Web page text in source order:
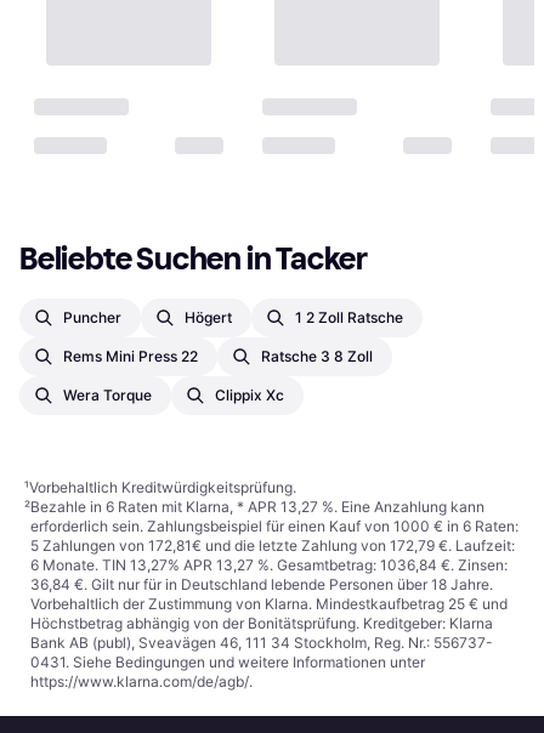
Beliebte Suchen in Tacker
Puncher Högert 1 2 Zoll Ratsche
Rems Mini Press 22 Ratsche 3 8 Zoll
Wera Torque Clippix Xc
¹Vorbehaltlich Kreditwürdigkeitsprüfung.
²Bezahle in 6 Raten mit Klarna, * APR 13,27 %. Eine Anzahlung kann
erforderlich sein. Zahlungsbeispiel für einen Kauf von 1000 € in 6 Raten:
5 Zahlungen von 172,81€ und die letzte Zahlung von 172,79 €. Laufzeit:
6 Monate. TIN 13,27% APR 13,27 %. Gesamtbetrag: 1036,84 €. Zinsen:
36,84 €. Gilt nur für in Deutschland lebende Personen über 18 Jahre.
Vorbehaltlich der Zustimmung von Klarna. Mindestkaufbetrag 25 € und
Höchstbetrag abhängig von der Bonitätsprüfung. Kreditgeber: Klarna
Bank AB (publ), Sveavägen 46, 111 34 Stockholm, Reg. Nr.: 556737-
0431. Siehe Bedingungen und weitere Informationen unter
https://www.klarna.com/de/agb/.